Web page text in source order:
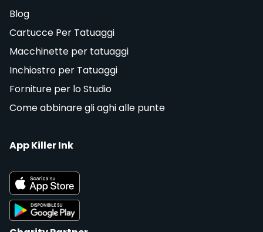
Blog
Cartucce Per Tatuaggi
Macchinette per tatuaggi
Inchiostro per Tatuaggi
Forniture per lo Studio
Come abbinare gli aghi alle punte
App Killer Ink